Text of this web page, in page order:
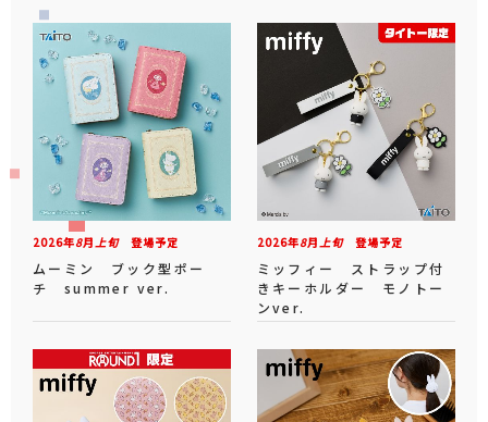
2026年8月 上旬登場予定
ムーミン ブック型ポー
チ summer ver.
2026年8月 上旬登場予定
ミッフィー ストラップ付
きキーホルダー モノトー
ンver.